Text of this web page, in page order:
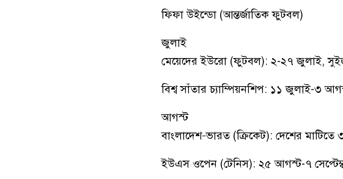
ফিফা উইন্ডো (আন্তর্জাতিক ফুটবল)
জুলাই
মেয়েদের ইউরো (ফুটবল): ২-২৭ জুলাই,
বিশ্ব সাঁতার চ্যাম্পিয়নশিপ: ১১ জুলাই-৩
আগস্ট
বাংলাদেশ–ভারত (ক্রিকেট): দেশের মাটিতে
ইউএস ওপেন (টেনিস): ২৫ আগস্ট-৭